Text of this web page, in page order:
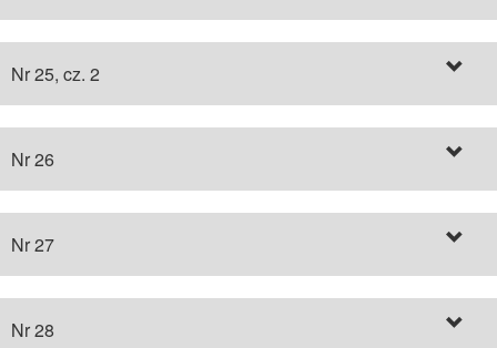
Nr 25, cz. 2
Nr 26
Nr 27
Nr 28